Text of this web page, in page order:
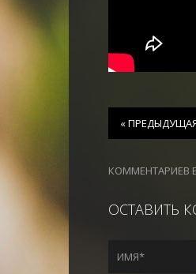
«
КОММЕНТАРИЕВ
ОСТАВИТЬ